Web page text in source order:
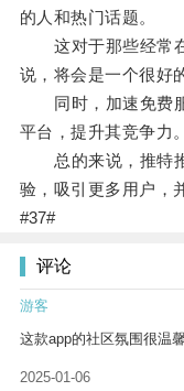
的人和热门话题。
这对于那些经常在
说，将会是一个很好
同时，加速免费服
平台，提升其竞争力。
总的来说，推特推
验，吸引更多用户，
#37#
评论
游客
这款app的社区氛围很温
2025-01-06